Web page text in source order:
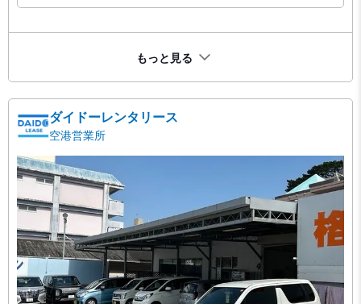
もっと見る
ダイドーレンタリース
空港営業所